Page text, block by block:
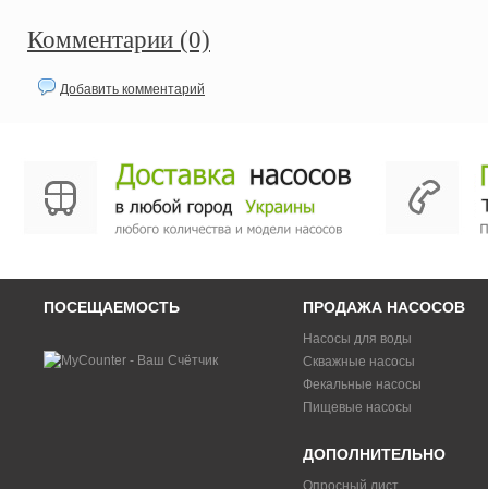
Комментарии (0)
Добавить комментарий
ПОСЕЩАЕМОСТЬ ПРОДАЖА НАСОСОВ
Насосы для воды
Скважные насосы
Фекальные насосы
Пищевые насосы
ДОПОЛНИТЕЛЬНО
Опросный лист